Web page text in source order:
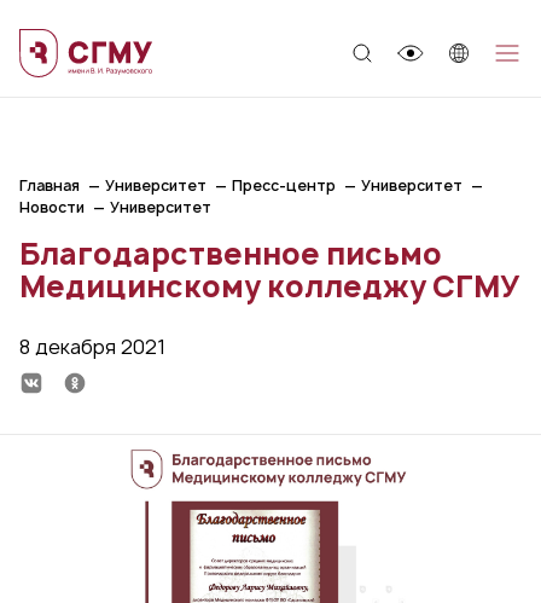
Главная Университет Пресс-центр
Университет
Новости
Университет
Благодарственное письмо
Медицинскому колледжу СГМУ
8 декабря 2021